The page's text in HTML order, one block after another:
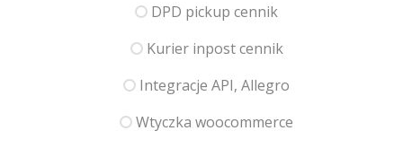
DPD pickup cennik
Kurier inpost cennik
Integracje API, Allegro
Wtyczka woocommerce